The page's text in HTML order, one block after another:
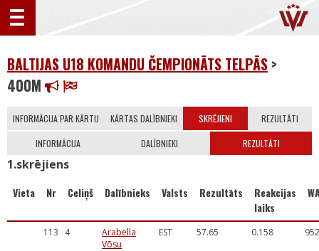
BALTIJAS U18 KOMANDU ČEMPIONĀTS TELPĀS >
400M
INFORMĀCIJA PAR KĀRTU KĀRTAS DALĪBNIEKI SKRĒJIENI REZULTĀTI
INFORMĀCIJA DALĪBNIEKI REZULTĀTI
1.skrējiens
Vieta Nr Celiņš Dalībnieks Valsts Rezultāts
Reakcijas
laiks
113 4
Arabella
Võsu
EST 57.65 0.158 952